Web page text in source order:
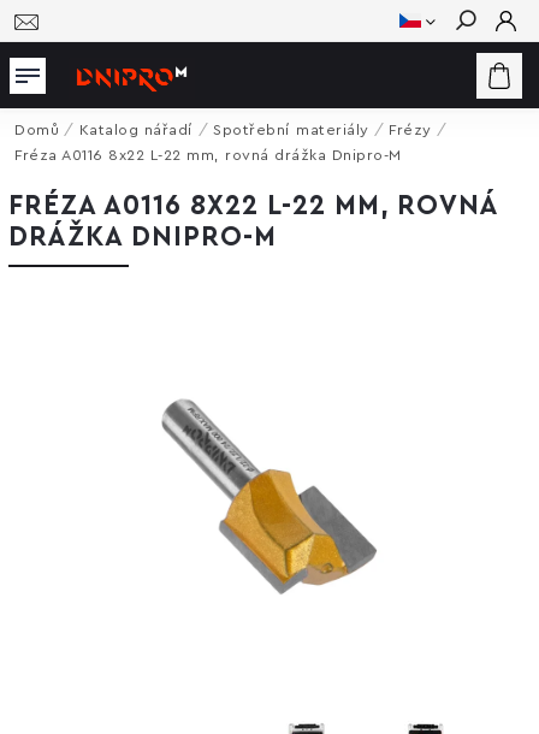
Hledat
Domů / Katalog nářadí / Spotřební materiály / Frézy /
Fréza A0116 8x22 L-22 mm, rovná drážka Dnipro-M
FRÉZA A0116 8X22 L-22 MM, ROVNÁ
DRÁŽKA DNIPRO-M